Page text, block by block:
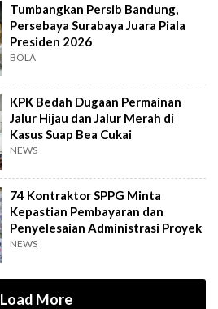
Tumbangkan Persib Bandung,
Persebaya Surabaya Juara Piala
Presiden 2026
BOLA
KPK Bedah Dugaan Permainan
Jalur Hijau dan Jalur Merah di
Kasus Suap Bea Cukai
NEWS
74 Kontraktor SPPG Minta
Kepastian Pembayaran dan
Penyelesaian Administrasi Proyek
NEWS
Load More